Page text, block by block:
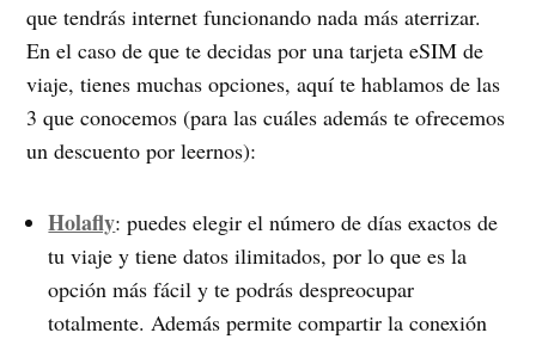
que tendrás internet funcionando nada más aterrizar.
En el caso de que te decidas por una tarjeta eSIM de
viaje, tienes muchas opciones, aquí te hablamos de las
3 que conocemos (para las cuáles además te ofrecemos
un descuento por leernos):
Holafly: puedes elegir el número de días exactos de
tu viaje y tiene datos ilimitados, por lo que es la
opción más fácil y te podrás despreocupar
totalmente. Además permite compartir la conexión